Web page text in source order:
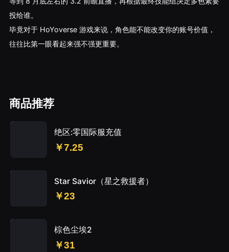
投给谁。
毕竟对于 HoYoverse 游戏来说，角色能不能改变你的账号价值，
往往比第一眼看起来强不强更重要。
商品推荐
绝区:零国际服充值
￥7.25
Star Savior（星之救援者）
￥23
棕色尘埃2
￥31